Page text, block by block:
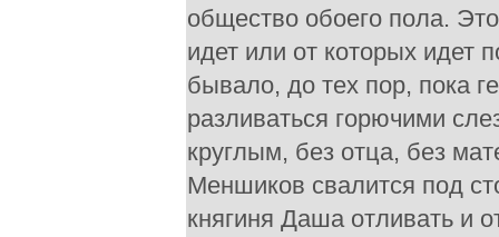
общество обоего пола.
идет или от которых идет
бывало, до тех пор, пока
разливаться горючими
круглым, без отца, без
Меншиков свалится под
княгиня Даша отливать и